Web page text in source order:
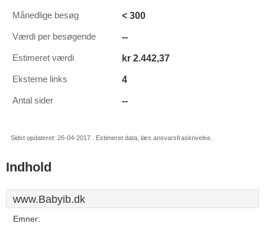
Månedlige besøg < 300
Værdi per besøgende --
Estimeret værdi kr 2.442,37
Eksterne links 4
Antal sider --
Sidst opdateret: 26-04-2017 . Estimeret data, læs ansvarsfraskrivelse.
Indhold
www.Babyib.dk
Emner: